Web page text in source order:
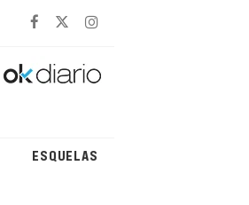
ESQUELAS